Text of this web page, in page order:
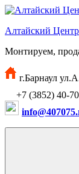
Перейти
содержимому
Алтайский
Монтируем,
г.Барнаул
+7 (3852) 40-